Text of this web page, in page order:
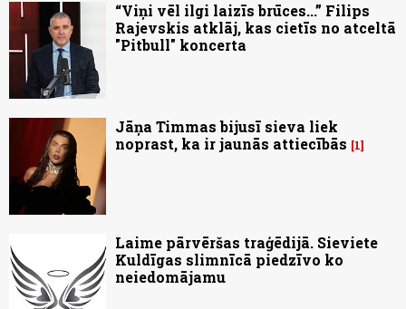
“Viņi vēl ilgi laizīs brūces...” Filips
Rajevskis atklāj, kas cietīs no atceltā
"Pitbull" koncerta
Jāņa Timmas bijusī sieva liek
noprast, ka ir jaunās attiecībās
1
Laime pārvēršas traģēdijā. Sieviete
Kuldīgas slimnīcā piedzīvo ko
neiedomājamu